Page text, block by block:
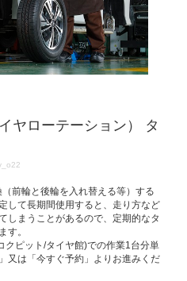
ヤローテーション） タ
前輪と後輪を入れ替える等）する
して長期間使用すると、走り方など
しまうことがあるので、定期的なタ
す。
クピット/タイヤ館)での作業1台分単
又は「今すぐ予約」よりお進みくだ